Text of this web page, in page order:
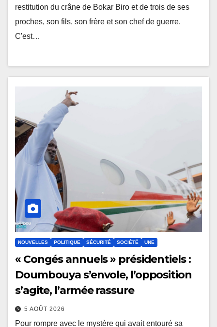
restitution du crâne de Bokar Biro et de trois de ses
proches, son fils, son frère et son chef de guerre.
C'est…
NOUVELLES POLITIQUE SÉCURITÉ SOCIÉTÉ UNE
« Congés annuels » présidentiels :
Doumbouya s’envole, l’opposition
s’agite, l’armée rassure
5 AOÛT 2026
Pour rompre avec le mystère qui avait entouré sa